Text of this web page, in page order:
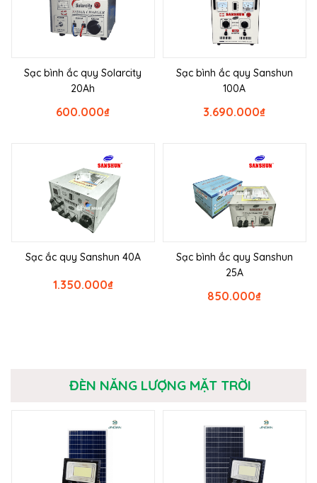
Sạc bình ắc quy Solarcity
20Ah
₫
600.000
Sạc bình ắc quy Sanshun
100A
₫
3.690.000
Sạc ắc quy Sanshun 40A
₫
1.350.000
Sạc bình ắc quy Sanshun
25A
₫
850.000
ĐÈN NĂNG LƯỢNG MẶT TRỜI